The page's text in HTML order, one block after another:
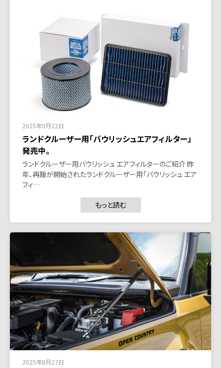
2025年9月22日
ランドクルーザー用「バウリッシュエアフィルター」
発売中。
ランドクルーザー用バウリッシュ エアフィルターのご紹介 昨
年、再販が開始されたランドクルーザー用「バウリッシュ エア
フィ…
もっと読む
2025年8月27日